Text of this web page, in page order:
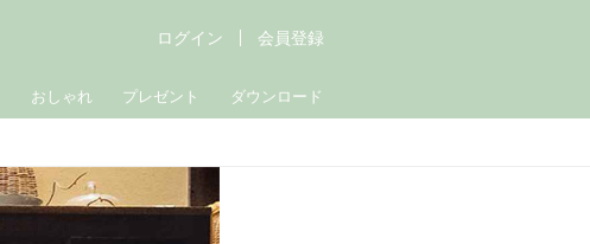
おしゃれ プレゼント ダウンロード
ログイン 会員登録